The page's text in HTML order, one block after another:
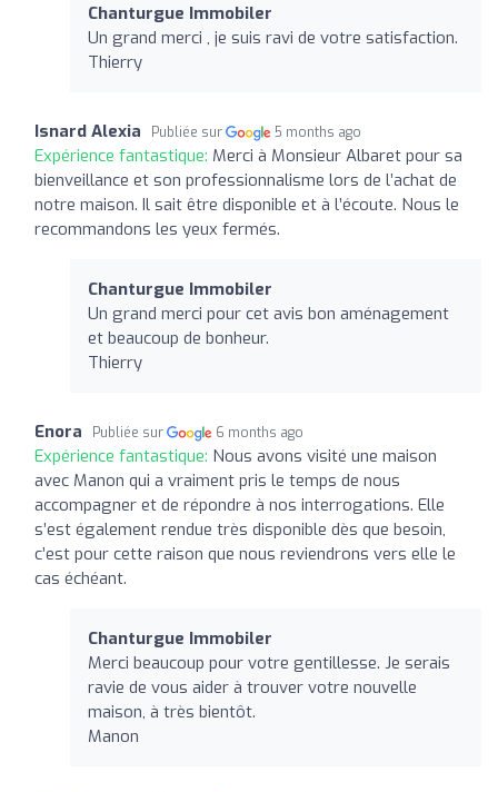
Chanturgue Immobiler
Un grand merci , je suis ravi de votre satisfaction.
Thierry
Isnard Alexia Publiée sur 5 months ago
Expérience fantastique: Merci à Monsieur Albaret pour sa
bienveillance et son professionnalisme lors de l’achat de
notre maison. Il sait être disponible et à l’écoute. Nous le
recommandons les yeux fermés.
Chanturgue Immobiler
Un grand merci pour cet avis bon aménagement
et beaucoup de bonheur.
Thierry
Enora Publiée sur 6 months ago
Expérience fantastique: Nous avons visité une maison
avec Manon qui a vraiment pris le temps de nous
accompagner et de répondre à nos interrogations. Elle
s’est également rendue très disponible dès que besoin,
c’est pour cette raison que nous reviendrons vers elle le
cas échéant.
Chanturgue Immobiler
Merci beaucoup pour votre gentillesse. Je serais
ravie de vous aider à trouver votre nouvelle
maison, à très bientôt.
Manon